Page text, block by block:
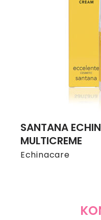
Echinacare
SANTANA
MULTICREME